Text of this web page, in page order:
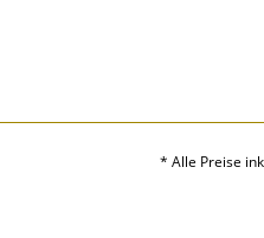
* Alle Preise